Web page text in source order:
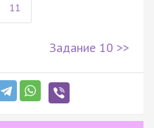
11
Задание 10 >>